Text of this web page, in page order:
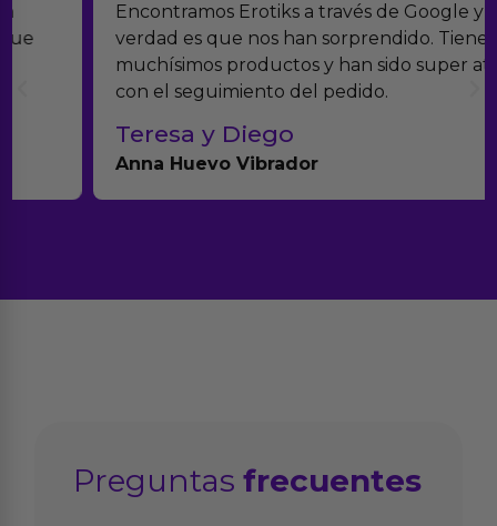
Encontramos Erotiks a través de Google y la
verdad es que nos han sorprendido. Tienen
muchísimos productos y han sido super atentos
con el seguimiento del pedido.
Teresa y Diego
Anna Huevo Vibrador
Preguntasfrecuentes